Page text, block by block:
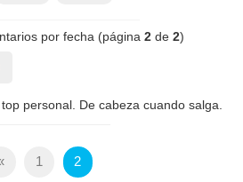
por fecha (página 2de 2)
personal. De cabeza cuando salga.
1 2